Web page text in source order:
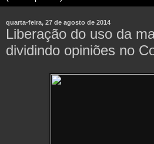
quarta-feira, 27 de agosto de 2014
Liberação do uso da
dividindo opiniões no